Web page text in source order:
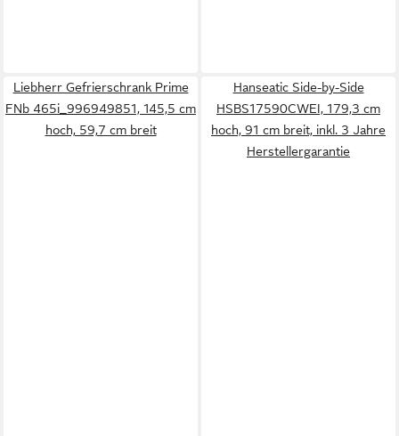
Liebherr Gefrierschrank Prime
FNb 465i_996949851, 145,5 cm
hoch, 59,7 cm breit
Hanseatic Side-by-Side
HSBS17590CWEI, 179,3 cm
hoch, 91 cm breit, inkl. 3 Jahre
Herstellergarantie